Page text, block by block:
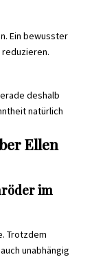
Ein bewusster
deshalb
natürlich
Ellen
im
Trotzdem
unabhängig